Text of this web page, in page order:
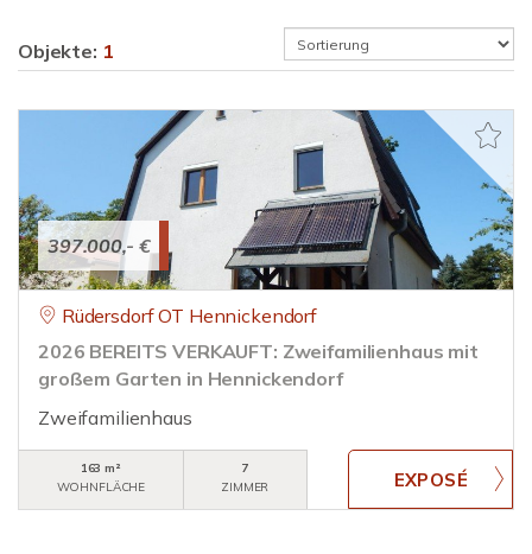
Objekte: 1
397.000,- €
Rüdersdorf OT Hennickendorf
2026 BEREITS VERKAUFT: Zweifamilienhaus mit
großem Garten in Hennickendorf
Zweifamilienhaus
163 m²
WOHNFLÄCHE
7
ZIMMER